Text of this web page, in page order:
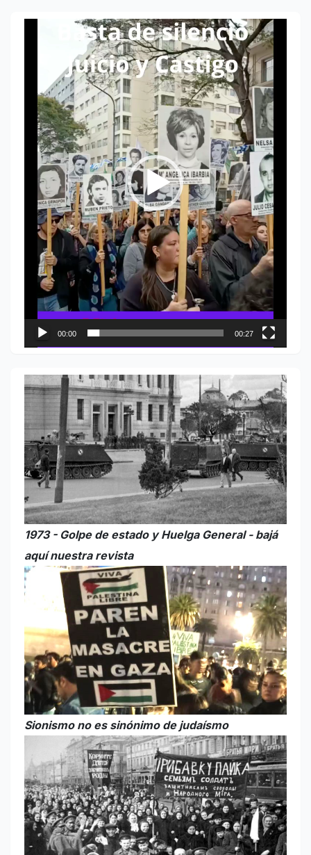
Reproductor
00:00 00:27
1973 - Golpe de estado y Huelga General - bajá
aquí nuestra revista
Sionismo no es sinónimo de judaísmo